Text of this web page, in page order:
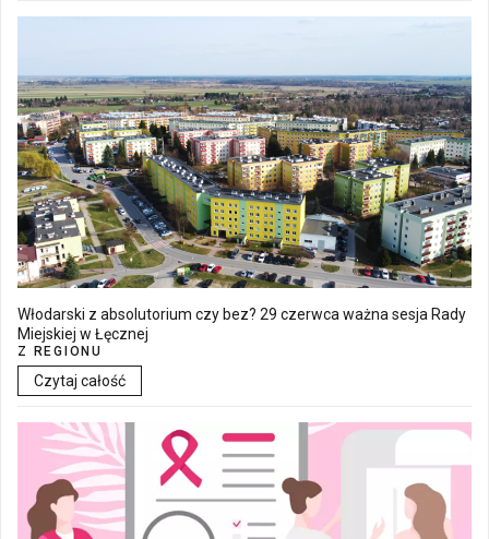
Włodarski z absolutorium czy bez? 29 czerwca ważna sesja Rady
Miejskiej w Łęcznej
Z REGIONU
Czytaj całość